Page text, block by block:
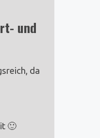
und
da
🙂